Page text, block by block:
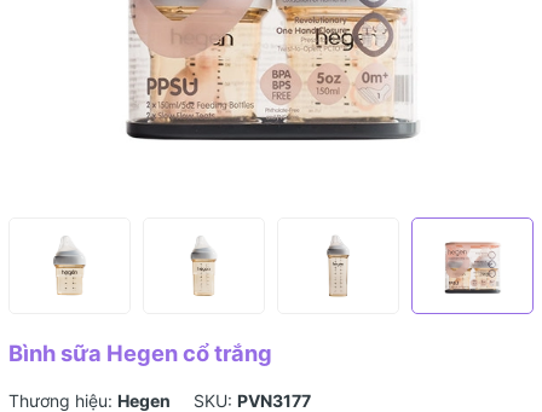
Bình sữa Hegen cổ trắng
Thương hiệu: Hegen SKU: PVN3177